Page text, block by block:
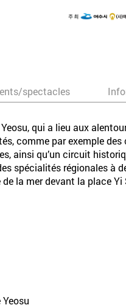
spectacles
qui a lieu aux
comme par exemple
ainsi qu’un circuit
spécialités régionales à
la mer devant la place Yi